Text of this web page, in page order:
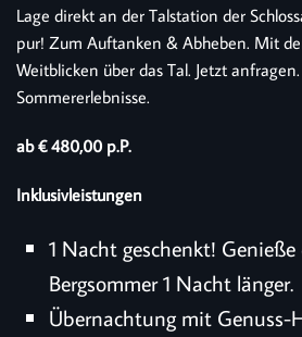
Lage direkt an der Talstation der
pur! Zum Auftanken & Abheben. Mit
Weitblicken über das Tal. Jetzt
Sommererlebnisse.
ab € 480,00 p.P.
Inklusivleistungen
1 Nacht geschenkt!
Bergsommer 1 Nacht länger.
Übernachtung mit Genuss-